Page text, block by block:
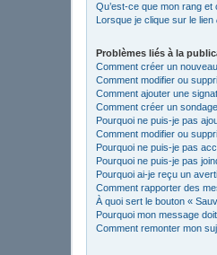
Qu’est-ce que mon rang et
Lorsque je clique sur le lien
Problèmes liés à la
Comment créer un
Comment modifier ou
Comment ajouter une
Comment créer un
Pourquoi ne puis-je pas
Comment modifier ou
Pourquoi ne puis-je pas
Pourquoi ne puis-je pas
Pourquoi ai-je reçu un
Comment rapporter des
À quoi sert le bouton «
Pourquoi mon message
Comment remonter mon